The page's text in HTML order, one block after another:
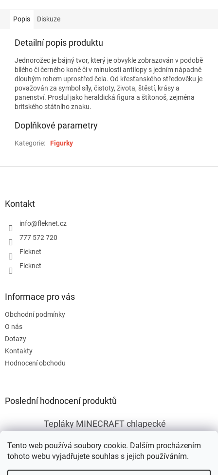
Tento web používá soubory cookie. Dalším procházením
tohoto webu vyjadřujete souhlas s jejich používáním.
Popis Diskuze
Detailní popis produktu
Jednorožec je bájný tvor, který je obvykle zobrazován v podobě
bílého či černého koně či v minulosti antilopy s jedním nápadně
dlouhým rohem uprostřed čela. Od křesťanského středověku je
považován za symbol síly, čistoty, života, štěstí, krásy a
panenství. Proslul jako heraldická figura a štítonoš, zejména
britského státního znaku.
Doplňkové parametry
Kategorie: Figurky
Kontakt
info@fleknet.cz
777 572 720
Fleknet
Fleknet
Informace pro vás
Obchodní podmínky
O nás
Dotazy
Kontakty
Hodnocení obchodu
Poslední hodnocení produktů
Tepláky MINECRAFT chlapecké